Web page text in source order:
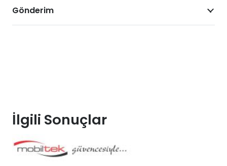
Gönderim
İlgili Sonuçlar